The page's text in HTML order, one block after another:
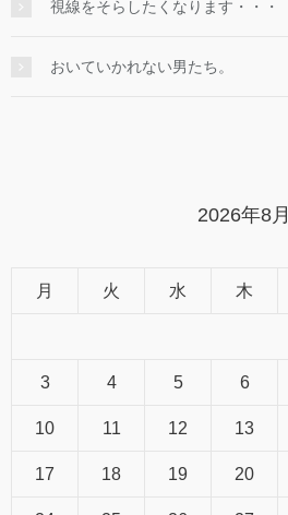
視線をそらしたくなります・・・
おいていかれない男たち。
2026年8月
月 火 水 木
3 4 5 6
10 11 12 13
17 18 19 20